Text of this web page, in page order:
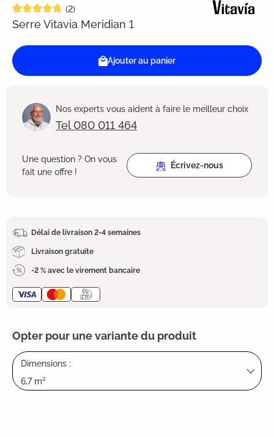
Note moyenne de 4.7 sur 5 étoiles
(2)
Serre Vitavia Meridian 1
Ajouter au panier
Nos experts vous aident à faire le meilleur choix
Tel 080 011 464
Une question ? On vous
fait une offre !
Écrivez-nous
Délai de livraison 2-4 semaines
Livraison gratuite
-2 % avec le virement bancaire
Opter pour une variante du produit
Dimensions :
6,7 m²